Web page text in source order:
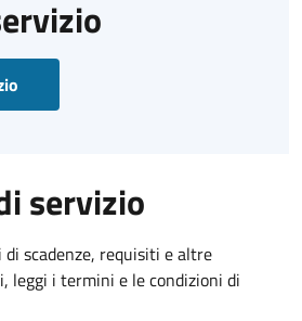
servizio
scadenze, requisiti e altre
leggi i termini e le condizioni di